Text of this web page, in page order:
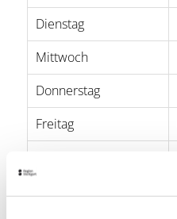
Dienstag
Mittwoch
Donnerstag
Freitag